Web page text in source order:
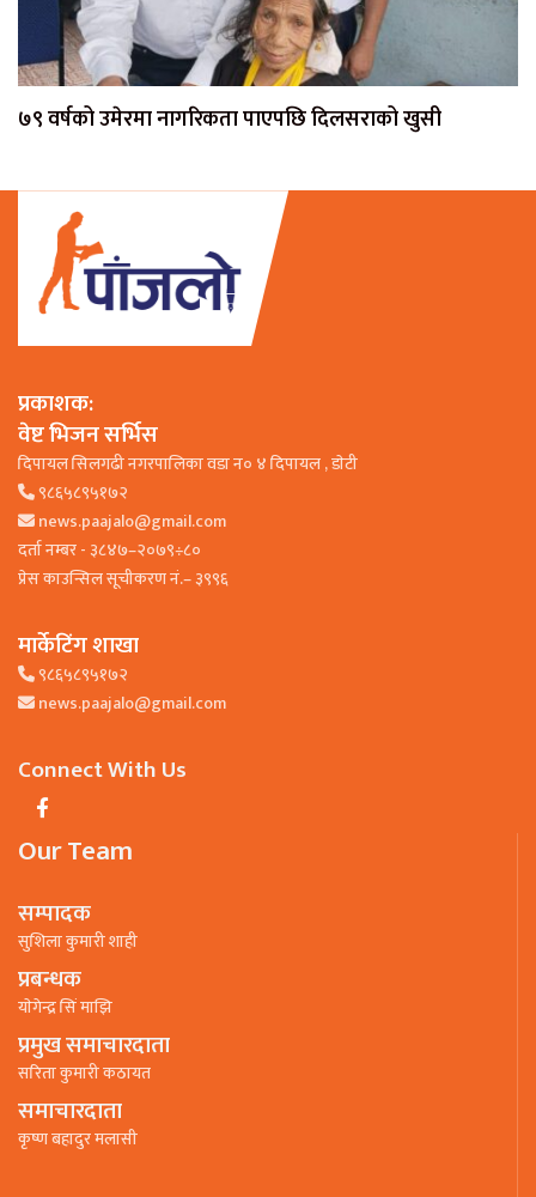
७९ वर्षको उमेरमा नागरिकता पाएपछि दिलसराको खुसी
प्रकाशक:
वेष्ट भिजन सर्भिस
दिपायल सिलगढी नगरपालिका वडा न० ४ दिपायल , डाेटी
९८६५८९५१७२
news.paajalo@gmail.com
दर्ता नम्बर - ३८४७–२०७९÷८०
प्रेस काउन्सिल सूचीकरण नं.– ३९९६
मार्केटिंग शाखा
९८६५८९५१७२
news.paajalo@gmail.com
Connect With Us
Our Team
सम्पादक
सुशिला कुमारी शाही
प्रबन्धक
याेगेन्द्र सिं माझि
प्रमुख समाचारदाता
सरिता कुमारी कठायत
समाचारदाता
कृष्ण बहादुर मलासी